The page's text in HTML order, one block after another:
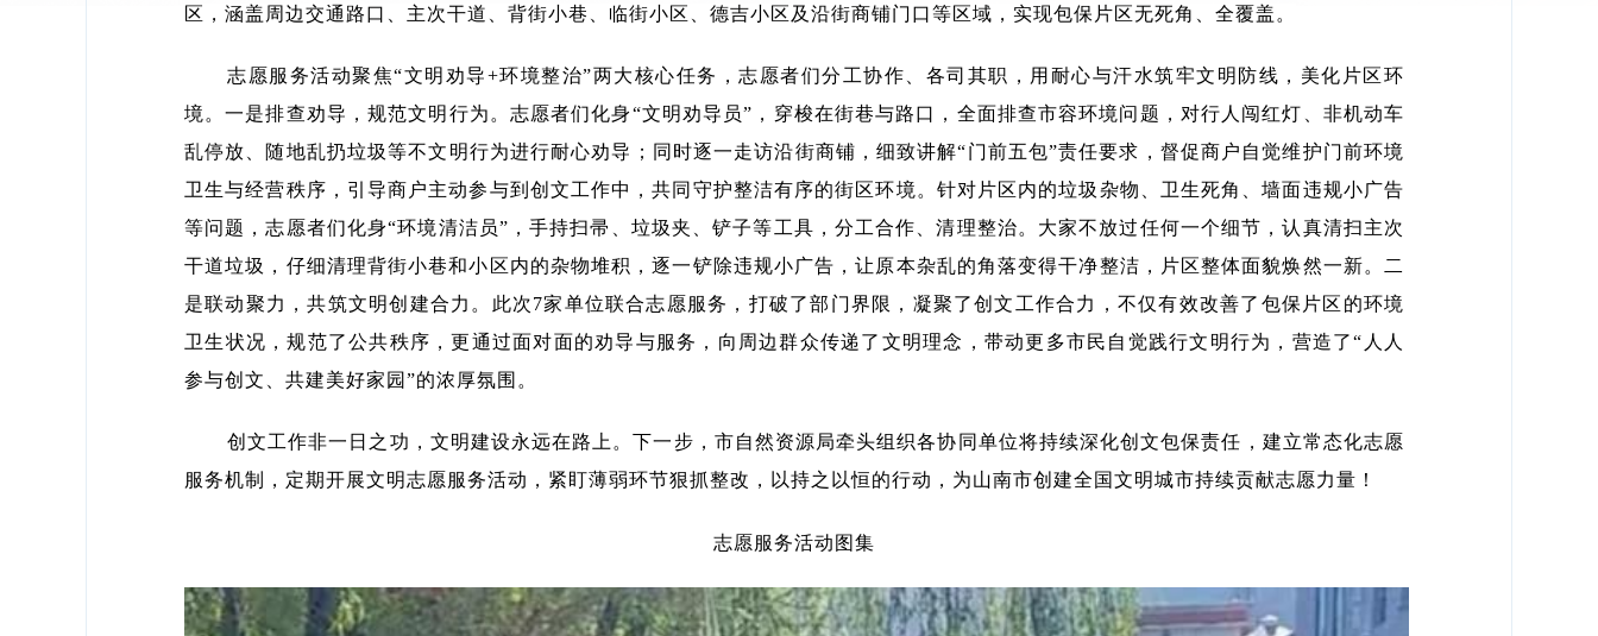
区，涵盖周边交通路口、主次干道、背街小巷、临街小区、德吉小区及沿街商铺门口等区域，实现包保片区无死角、全覆盖。
志愿服务活动聚焦“文明劝导+环境整治”两大核心任务，志愿者们分工协作、各司其职，用耐心与汗水筑牢文明防线，美化片区环
境。一是排查劝导，规范文明行为。志愿者们化身“文明劝导员”，穿梭在街巷与路口，全面排查市容环境问题，对行人闯红灯、非机动车
乱停放、随地乱扔垃圾等不文明行为进行耐心劝导；同时逐一走访沿街商铺，细致讲解“门前五包”责任要求，督促商户自觉维护门前环境
卫生与经营秩序，引导商户主动参与到创文工作中，共同守护整洁有序的街区环境。针对片区内的垃圾杂物、卫生死角、墙面违规小广告
等问题，志愿者们化身“环境清洁员”，手持扫帚、垃圾夹、铲子等工具，分工合作、清理整治。大家不放过任何一个细节，认真清扫主次
干道垃圾，仔细清理背街小巷和小区内的杂物堆积，逐一铲除违规小广告，让原本杂乱的角落变得干净整洁，片区整体面貌焕然一新。二
是联动聚力，共筑文明创建合力。此次7家单位联合志愿服务，打破了部门界限，凝聚了创文工作合力，不仅有效改善了包保片区的环境
卫生状况，规范了公共秩序，更通过面对面的劝导与服务，向周边群众传递了文明理念，带动更多市民自觉践行文明行为，营造了“人人
参与创文、共建美好家园”的浓厚氛围。
创文工作非一日之功，文明建设永远在路上。下一步，市自然资源局牵头组织各协同单位将持续深化创文包保责任，建立常态化志愿
服务机制，定期开展文明志愿服务活动，紧盯薄弱环节狠抓整改，以持之以恒的行动，为山南市创建全国文明城市持续贡献志愿力量！
志愿服务活动图集